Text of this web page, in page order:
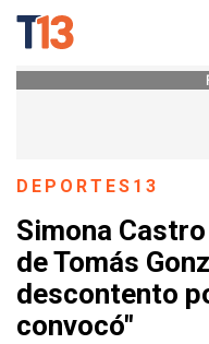
DEPORTES13
Simona
de Tomás
descontento
convocó"